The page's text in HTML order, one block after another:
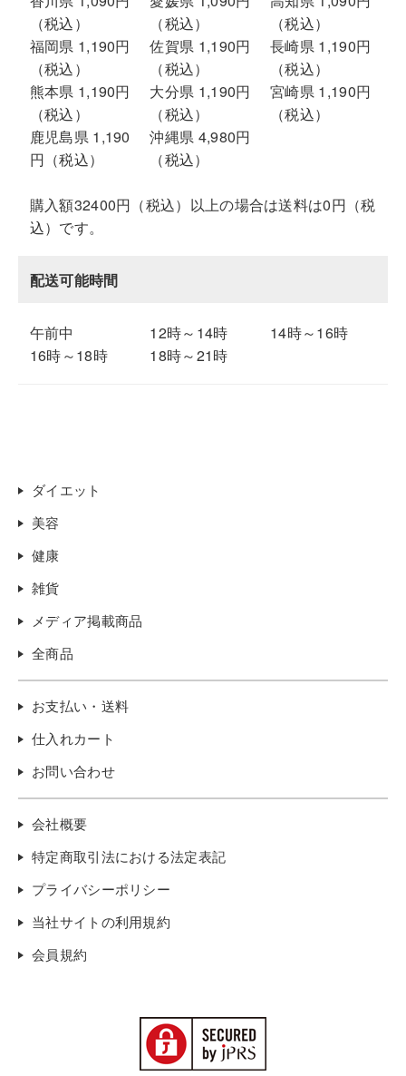
（税込）
（税込）
（税込）
福岡県 1,190円
（税込）
佐賀県 1,190円
（税込）
長崎県 1,190円
（税込）
熊本県 1,190円
（税込）
大分県 1,190円
（税込）
宮崎県 1,190円
（税込）
鹿児島県 1,190
円（税込）
沖縄県 4,980円
（税込）
購入額32400円（税込）以上の場合は送料は0円（税
込）です。
配送可能時間
午前中 12時～14時
14時～16時
16時～18時
18時～21時
ダイエット
美容
健康
雑貨
メディア掲載商品
全商品
お支払い・送料
仕入れカート
お問い合わせ
会社概要
特定商取引法における法定表記
プライバシーポリシー
当社サイトの利用規約
会員規約